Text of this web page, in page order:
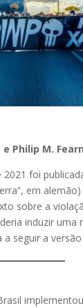
Philip M.
foi
em
sobre a
induzir uma
a seguir a